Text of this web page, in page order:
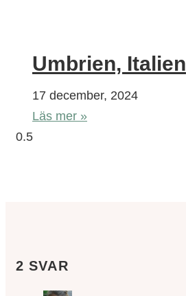
Umbrien, Italien
17 december, 2024
Läs mer »
2 SVAR